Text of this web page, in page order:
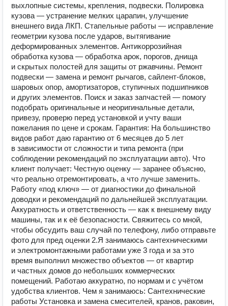
выхлопные системы, крепления, подвески. Полировка
кузова — устранение мелких царапин, улучшение
внешнего вида ЛКП. Стапельные работы — исправление
геометрии кузова после ударов, вытягивание
деформированных элементов. Антикоррозийная
обработка кузова — обработка арок, порогов, днища
и скрытых полостей для защиты от ржавчины. Ремонт
подвески — замена и ремонт рычагов, сайлент‑блоков,
шаровых опор, амортизаторов, ступичных подшипников
и других элементов. Поиск и заказ запчастей — помогу
подобрать оригинальные и неоригинальные детали,
привезу, проверю перед установкой и учту ваши
пожелания по цене и срокам. Гарантия: На большинство
видов работ даю гарантию от 6 месяцев до 5 лет
в зависимости от сложности и типа ремонта (при
соблюдении рекомендаций по эксплуатации авто). Что
клиент получает: Честную оценку — заранее объясню,
что реально отремонтировать, а что лучше заменить.
Работу «под ключ» — от диагностики до финальной
доводки и рекомендаций по дальнейшей эксплуатации.
Аккуратность и ответственность — как к внешнему виду
машины, так и к её безопасности. Свяжитесь со мной,
чтобы обсудить ваш случай по телефону, либо отправьте
фото для пред оценки 2.Я занимаюсь сантехническими
и электромонтажными работами уже 3 года и за это
время выполнил множество объектов — от квартир
и частных домов до небольших коммерческих
помещений. Работаю аккуратно, по нормам и с учётом
удобства клиентов. Чем я занимаюсь: Сантехнические
работы Установка и замена смесителей, кранов, раковин,